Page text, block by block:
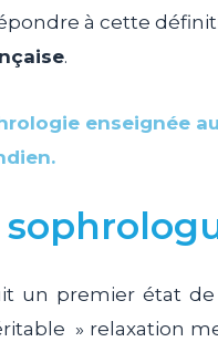
à cette
.
enseignée
un premier état
» relaxation